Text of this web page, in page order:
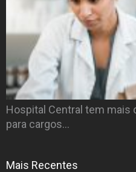
Hospital Central tem mais
para cargos…
Mais Recentes